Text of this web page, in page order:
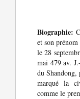
Biographie:
et son
le 28
mai 479 av.
du Shandong,
marqué la
comme le